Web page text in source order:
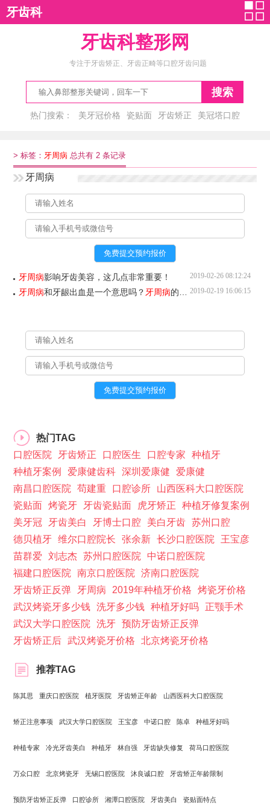
牙齿科整形网
专注于牙齿矫正、牙齿正畸等口腔牙齿问题
搜索
热门搜索： 美牙冠价格 瓷贴面 牙齿矫正
美冠塔口腔
牙齿科
>标签： 牙周病 总共有 2 条记录
牙周病
2019-02-26 08:12:24
牙周病影响牙齿美容，这几点非常重要！
2019-02-19 16:06:15
牙周病和牙龈出血是一个意思吗？ 牙周病的原因有哪些？
热门TAG
口腔医院
牙齿矫正 口腔医生 口腔专家
种植牙
种植牙案例
爱康健齿科 深圳爱康健
爱康健
南昌口腔医院
苟建重 口腔诊所
山西医科大口腔医院
瓷贴面
烤瓷牙 牙齿瓷贴面 虎牙矫正
种植牙修复案例
美牙冠
牙齿美白 牙博士口腔 美白牙齿
苏州口腔
德贝植牙
维尔口腔院长 张余新 长沙口腔医院
王宝彦
苗群爱
刘志杰 苏州口腔医院
中诺口腔医院
福建口腔医院
南京口腔医院
济南口腔医院
牙齿矫正反弹
牙周病 2019年种植牙价格
烤瓷牙价格
武汉烤瓷牙多少钱
洗牙多少钱 种植牙好吗
正颚手术
武汉大学口腔医院
洗牙
预防牙齿矫正反弹
牙齿矫正后
武汉烤瓷牙价格 北京烤瓷牙价格
推荐TAG
陈其思 重庆口腔医院 植牙医院 牙齿矫正年龄 山西医科大口腔医院
矫正注意事项 武汉大学口腔医院 王宝彦 中诺口腔 陈卓 种植牙好吗
种植专家 冷光牙齿美白 种植牙 林自强 牙齿缺失修复 荷马口腔医院
万众口腔 北京烤瓷牙 无锡口腔医院 沐良诚口腔 牙齿矫正年龄限制
预防牙齿矫正反弹 口腔诊所 湘潭口腔医院 牙齿美白 瓷贴面特点